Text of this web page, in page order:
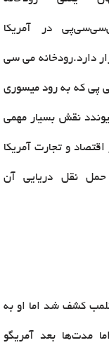
در آمریکا
دارد.رودخانه می سی
پی که به رود میسوری
نقش بسیار مهمی
اقتصاد و تجارت آمریکا
نقل دریایی آن
کریستف کلمب کشف شد اما او به
مدت‌ها بعد آمریگو